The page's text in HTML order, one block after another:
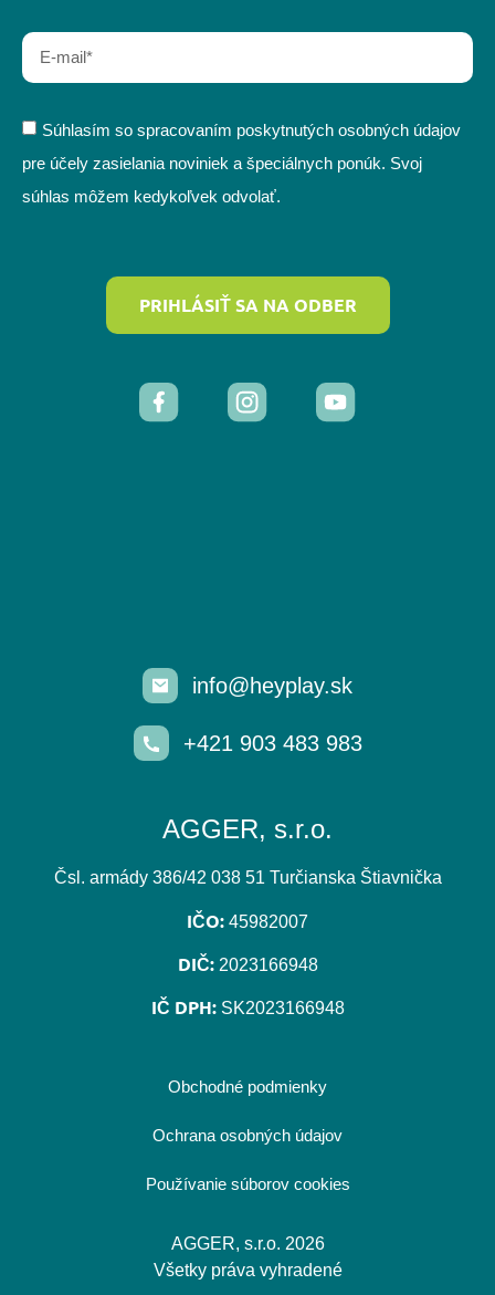
info@heyplay.sk
+421 903 483 983
AGGER, s.r.o.
Čsl. armády 386/42 038 51 Turčianska Štiavnička
IČO: 45982007
DIČ: 2023166948
IČ DPH: SK2023166948
Súhlasím so spracovaním poskytnutých osobných údajov
pre účely zasielania noviniek a špeciálnych ponúk. Svoj
súhlas môžem kedykoľvek odvolať.
PRIHLÁSIŤ SA NA ODBER
Obchodné podmienky
Ochrana osobných údajov
Používanie súborov cookies
AGGER, s.r.o. 2026
Všetky práva vyhradené